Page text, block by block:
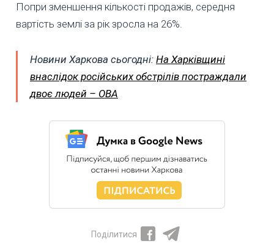
Попри зменшення кількості продажів, середня
вартість землі за рік зросла на 26%.
Новини Харкова сьогодні: На Харківщині
внаслідок російських обстрілів постраждали
двоє людей – ОВА
Поділитися